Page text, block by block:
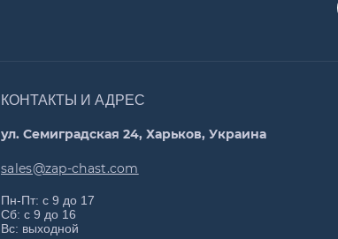
КОНТАКТЫ И АДРЕС
ул. Семиградская 24, Харьков, Украина
sales@zap-chast.com
Пн-Пт: с 9 до 17
Сб: с 9 до 16
Вс: выходной